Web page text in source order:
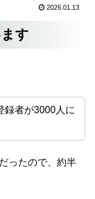
2026.01.13
す
録者が3000人に
ったので、約半